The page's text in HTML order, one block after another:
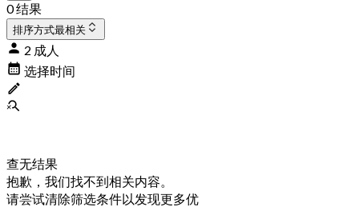
0 结果
排序方式最相关
2 成人
选择时间
查无结果
抱歉，我们找不到相关内容。
请尝试清除筛选条件以发现更多优